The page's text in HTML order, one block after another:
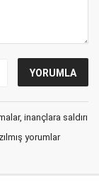
inançlara saldırı
yorumlar